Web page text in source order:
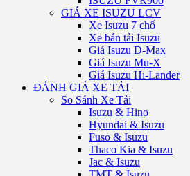
GIÁ XE ISUZU LCV
Xe Isuzu 7 chổ
Xe bán tải Isuzu
Giá Isuzu D-Max
Giá Isuzu Mu-X
Giá Isuzu Hi-Lander
ĐÁNH GIÁ XE TẢI
So Sánh Xe Tải
Isuzu & Hino
Hyundai & Isuzu
Fuso & Isuzu
Thaco Kia & Isuzu
Jac & Isuzu